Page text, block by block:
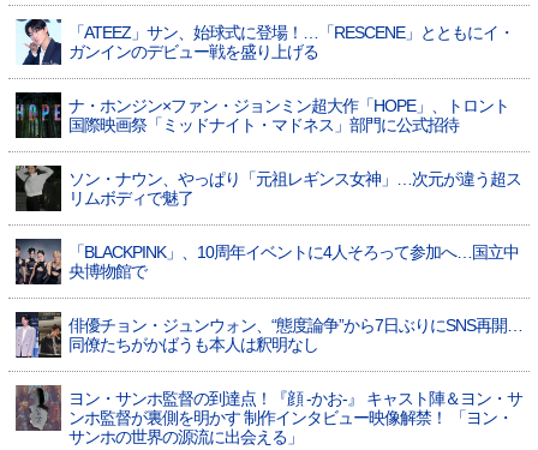
「ATEEZ」サン、始球式に登場！…「RESCENE」とともにイ・
ガンインのデビュー戦を盛り上げる
ナ・ホンジン×ファン・ジョンミン超大作「HOPE」、トロント
国際映画祭「ミッドナイト・マドネス」部門に公式招待
ソン・ナウン、やっぱり「元祖レギンス女神」…次元が違う超ス
リムボディで魅了
「BLACKPINK」、10周年イベントに4人そろって参加へ…国立中
央博物館で
俳優チョン・ジュンウォン、“態度論争”から7日ぶりにSNS再開…
同僚たちがかばうも本人は釈明なし
ヨン・サンホ監督の到達点！『顔 -かお-』 キャスト陣＆ヨン・サ
ンホ監督が裏側を明かす 制作インタビュー映像解禁！ 「ヨン・
サンホの世界の源流に出会える」